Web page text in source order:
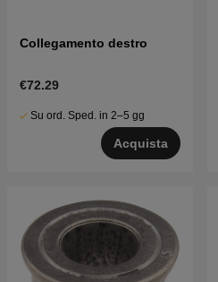
Collegamento destro
€72.29
Su ord. Sped. in 2–5 gg
Acquista